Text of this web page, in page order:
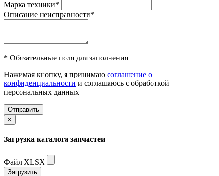
Марка техники*
Описание неисправности*
* Обязательные поля для заполнения
Нажимая кнопку, я принимаю соглашение о
конфиденциальности и соглашаюсь с обработкой
персональных данных
Отправить
×
Загрузка каталога запчастей
Файл XLSX
Загрузить